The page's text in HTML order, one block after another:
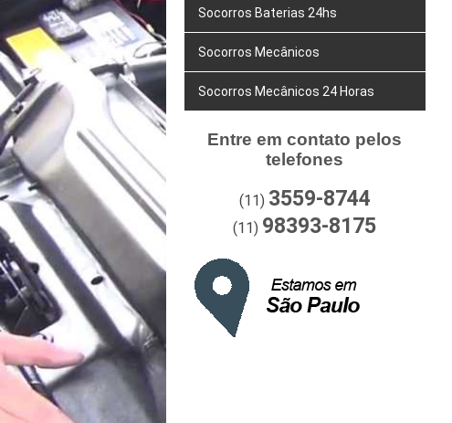
Socorros Baterias 24hs
Socorros Mecânicos
Socorros Mecânicos 24 Horas
Entre em contato pelos
telefones
(11) 3559-8744
(11) 98393-8175